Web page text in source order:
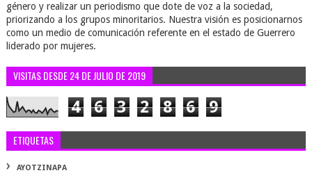
género y realizar un periodismo que dote de voz a la sociedad,
priorizando a los grupos minoritarios. Nuestra visión es posicionarnos
como un medio de comunicación referente en el estado de Guerrero
liderado por mujeres.
VISITAS DESDE 24 DE JULIO DE 2019
4 6 3 2 8 6 9
ETIQUETAS
AYOTZINAPA